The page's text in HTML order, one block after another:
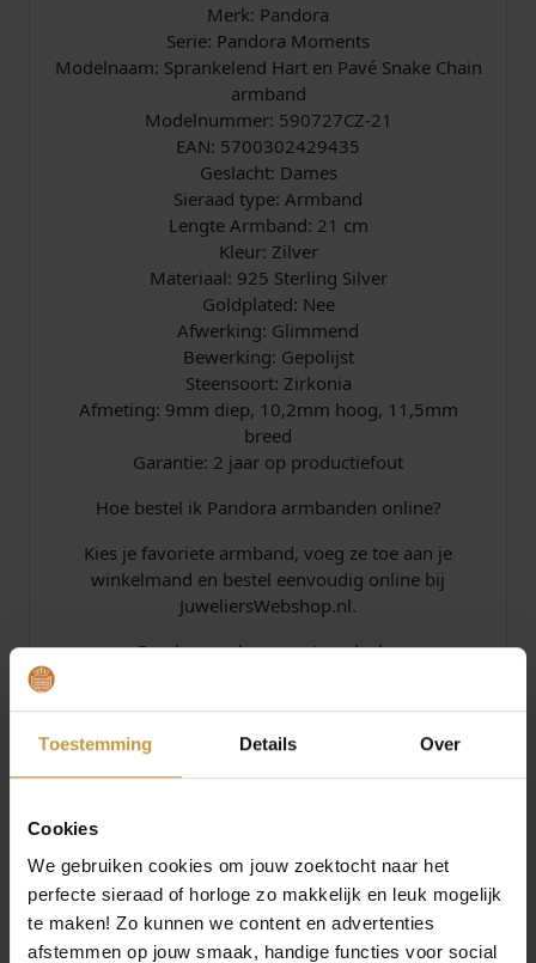
Toestemming Details Over
Cookies
We gebruiken cookies om jouw zoektocht naar het
perfecte sieraad of horloge zo makkelijk en leuk mogelijk
te maken! Zo kunnen we content en advertenties
afstemmen op jouw smaak, handige functies voor social
t
a
Merk: Pandora
Serie: Pandora Moments
Modelnaam: Sprankelend Hart en Pavé Snake Chain
armband
Modelnummer: 590727CZ-21
EAN: 5700302429435
Geslacht: Dames
Sieraad type: Armband
Lengte Armband: 21 cm
Kleur: Zilver
Materiaal: 925 Sterling Silver
Goldplated: Nee
Afwerking: Glimmend
Bewerking: Gepolijst
Steensoort: Zirkonia
Afmeting: 9mm diep, 10,2mm hoog, 11,5mm
breed
Garantie: 2 jaar op productiefout
Hoe bestel ik Pandora armbanden online?
Kies je favoriete armband, voeg ze toe aan je
winkelmand en bestel eenvoudig online bij
JuweliersWebshop.nl.
Pandora verkooppunt en dealer
aankoop in onze webshop. Bestel jouw Pandora
sieraden op een werkdag voor 16:30 uur, dan
levering op zaterdag. De verzending is gratis vanaf
€49,- per bestelling.